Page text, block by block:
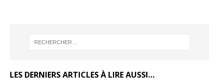
LES DERNIERS ARTICLES À LIRE AUSSI…